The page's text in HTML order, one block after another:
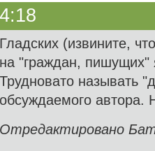
Гладских (извините,
на "граждан, пишущих"
Трудновато называть
обсуждаемого автора.
Отредактировано